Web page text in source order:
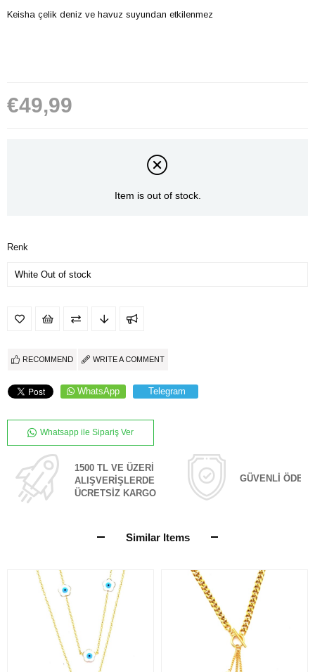
Keisha çelik deniz ve havuz suyundan etkilenmez
€49,99
Item is out of stock.
Renk
RECOMMEND WRITE A COMMENT
WhatsApp Telegram
Whatsapp ile Sipariş Ver
1500 TL VE ÜZERİ
ALIŞVERİŞLERDE
ÜCRETSİZ KARGO
GÜVENLİ
Similar Items